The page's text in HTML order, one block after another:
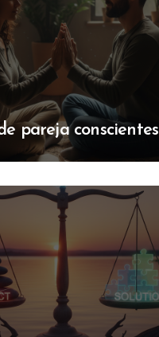
pareja conscientes